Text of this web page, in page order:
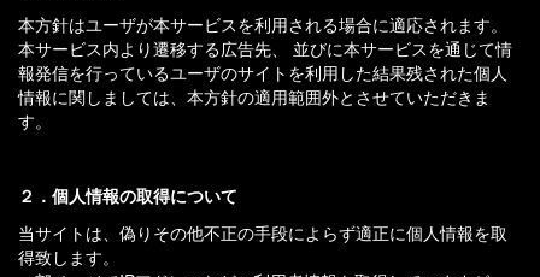
本方針はユーザが本サービスを利用される場合に適応されます。
本サービス内より遷移する広告先、 並びに本サービスを通じて情
報発信を行っているユーザのサイトを利用した結果残された個人
情報に関しましては、本方針の適用範囲外とさせていただきま
す。
２．個人情報の取得について
当サイトは、偽りその他不正の手段によらず適正に個人情報を取
得致します。